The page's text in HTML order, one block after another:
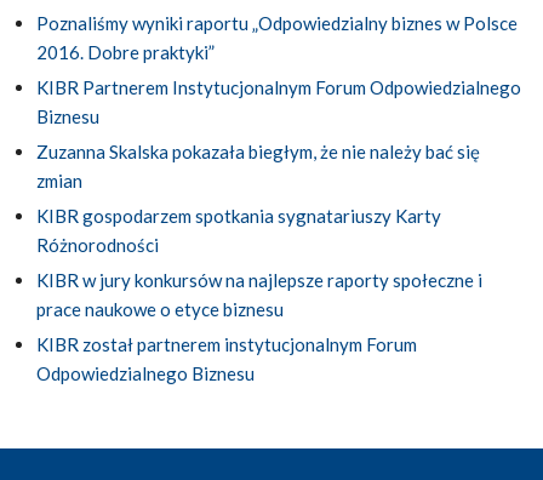
Poznaliśmy wyniki raportu „Odpowiedzialny biznes w Polsce
2016. Dobre praktyki”
KIBR Partnerem Instytucjonalnym Forum Odpowiedzialnego
Biznesu
Zuzanna Skalska pokazała biegłym, że nie należy bać się
zmian
KIBR gospodarzem spotkania sygnatariuszy Karty
Różnorodności
KIBR w jury konkursów na najlepsze raporty społeczne i
prace naukowe o etyce biznesu
KIBR został partnerem instytucjonalnym Forum
Odpowiedzialnego Biznesu